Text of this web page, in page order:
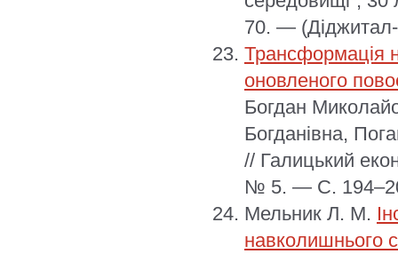
70. — (Діджитал-
Трансформація
оновленого
Богдан
Богданівна,
// Галицький
№ 5. — С.
Мельник Л. М.
навколишнього